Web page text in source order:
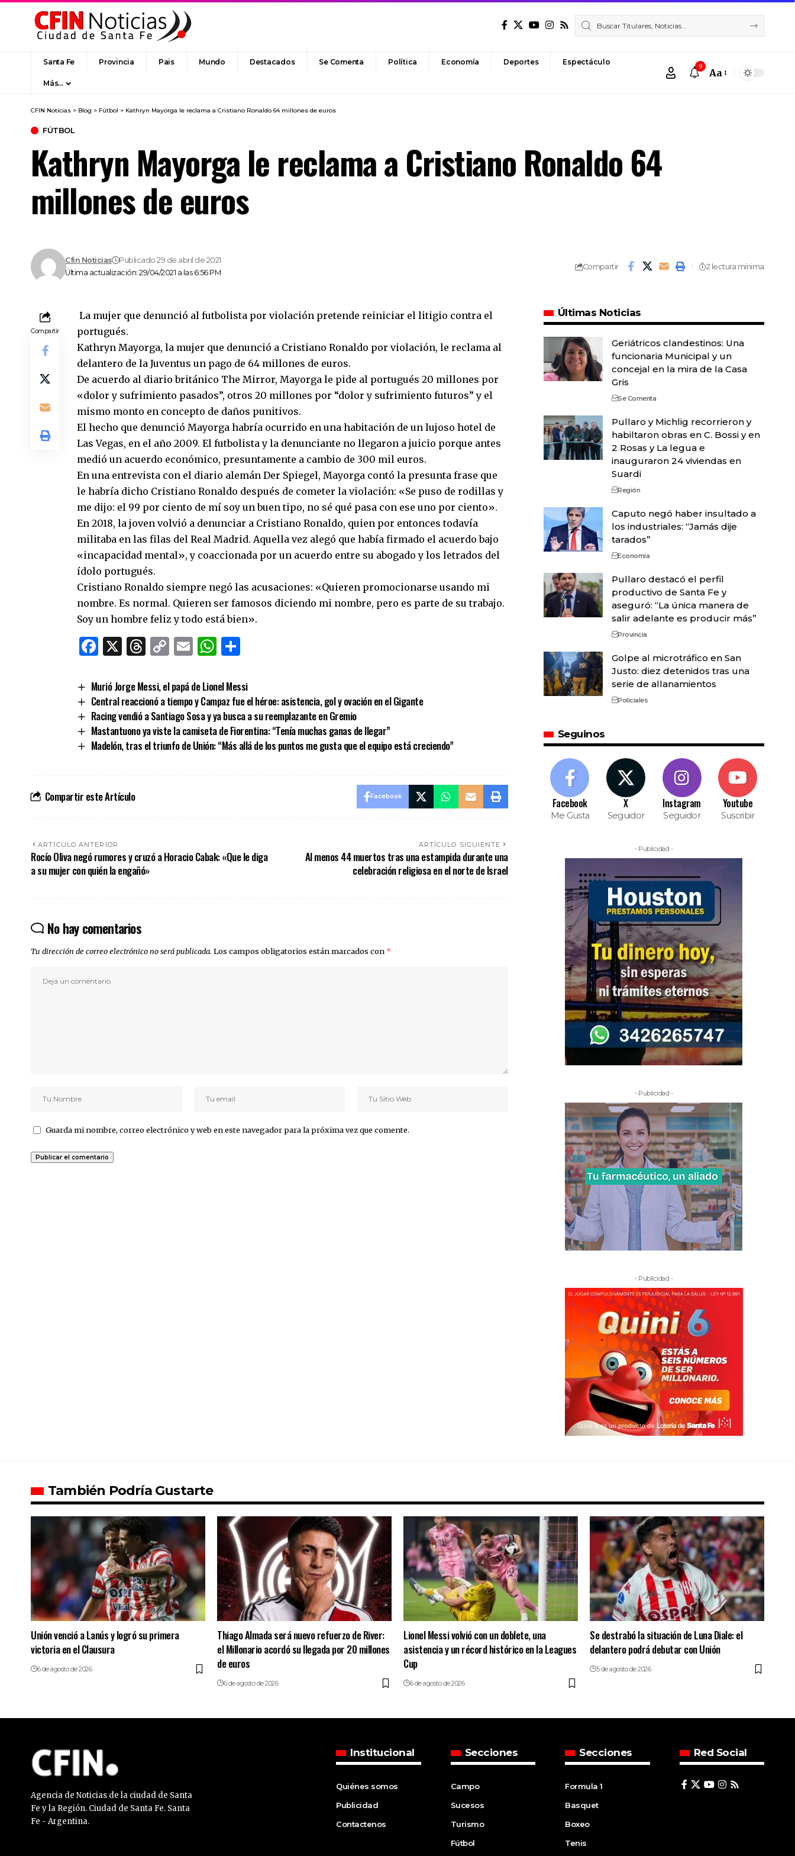
Santa Fe Provincia Pais Mundo Destacados Se Comenta Política Economía Deportes Espectáculo
Más…
9
Font
Aa
CFIN Noticias > Blog > Fútbol > Kathryn Mayorga le reclama a Cristiano Ronaldo 64 millones de euros
FÚTBOL
Kathryn Mayorga le reclama a Cristiano Ronaldo 64
millones de euros
Última actualización: 29/04/2021 a las 6:56 PM
Cfin Noticias Publicado 29 de abril de 2021
Compartir 2 lectura mínima
Compartir
La mujer que denunció al futbolista por violación pretende reiniciar el litigio contra el
portugués.
Kathryn Mayorga, la mujer que denunció a Cristiano Ronaldo por violación, le reclama al
delantero de la Juventus un pago de 64 millones de euros.
De acuerdo al diario británico The Mirror, Mayorga le pide al portugués 20 millones por
«dolor y sufrimiento pasados”, otros 20 millones por “dolor y sufrimiento futuros” y el
mismo monto en concepto de daños punitivos.
El hecho que denunció Mayorga habría ocurrido en una habitación de un lujoso hotel de
Las Vegas, en el año 2009. El futbolista y la denunciante no llegaron a juicio porque antes
medió un acuerdo económico, presuntamente a cambio de 300 mil euros.
En una entrevista con el diario alemán Der Spiegel, Mayorga contó la presunta frase que
le habría dicho Cristiano Ronaldo después de cometer la violación: «Se puso de rodillas y
me dijo: el 99 por ciento de mí soy un buen tipo, no sé qué pasa con ese uno por ciento».
En 2018, la joven volvió a denunciar a Cristiano Ronaldo, quien por entonces todavía
militaba en las filas del Real Madrid. Aquella vez alegó que había firmado el acuerdo bajo
«incapacidad mental», y coaccionada por un acuerdo entre su abogado y los letrados del
ídolo portugués.
Cristiano Ronaldo siempre negó las acusaciones: «Quieren promocionarse usando mi
nombre. Es normal. Quieren ser famosos diciendo mi nombre, pero es parte de su trabajo.
Soy un hombre feliz y todo está bien».
Facebook
X Threads
CopyEmailWhatsApp
Murió Jorge Messi, el papá de Lionel Messi
Central reaccionó a tiempo y Campaz fue el héroe: asistencia, gol y ovación en el Gigante
Racing vendió a Santiago Sosa y ya busca a su reemplazante en Gremio
Mastantuono ya viste la camiseta de Fiorentina: “Tenía muchas ganas de llegar”
Madelón, tras el triunfo de Unión: “Más allá de los puntos me gusta que el equipo está creciendo”
Compartir este Artículo Facebook
ARTÍCULO ANTERIOR
Rocío Oliva negó rumores y cruzó a Horacio Cabak: «Que le diga
a su mujer con quién la engañó»
ARTÍCULO SIGUIENTE
Al menos 44 muertos tras una estampida durante una
celebración religiosa en el norte de Israel
No hay comentarios
Tu dirección de correo electrónico no será publicada. Los campos obligatorios están marcados con *
Guarda mi nombre, correo electrónico y web en este navegador para la próxima vez que comente.
Últimas Noticias
Geriátricos clandestinos: Una
funcionaria Municipal y un
concejal en la mira de la Casa
Gris
Se Comenta
Pullaro y Michlig recorrieron y
habiltaron obras en C. Bossi y en
2 Rosas y La legua e
inauguraron 24 viviendas en
Suardi
Región
Caputo negó haber insultado a
los industriales: “Jamás dije
tarados”
Economía
Pullaro destacó el perfil
productivo de Santa Fe y
aseguró: “La única manera de
salir adelante es producir más”
Provincia
Golpe al microtráfico en San
Justo: diez detenidos tras una
serie de allanamientos
Policiales
Seguinos
Facebook
Me Gusta
X
Seguidor
Instagram
Seguidor
Youtube
Suscribir
- Publicidad -
- Publicidad -
- Publicidad -
También Podría Gustarte
Unión venció a Lanús y logró su primera
victoria en el Clausura
6 de agosto de 2026
Thiago Almada será nuevo refuerzo de River:
el Millonario acordó su llegada por 20 millones
de euros
6 de agosto de 2026
Lionel Messi volvió con un doblete, una
asistencia y un récord histórico en la Leagues
Cup
6 de agosto de 2026
Se destrabó la situación de Luna Diale: el
delantero podrá debutar con Unión
5 de agosto de 2026
Agencia de Noticias de la ciudad de Santa
Fe y la Región. Ciudad de Santa Fe. Santa
Fe - Argentina.
Institucional
Quiénes somos
Publicidad
Contactenos
Secciones
Campo
Sucesos
Turismo
Fútbol
Secciones
Formula 1
Basquet
Boxeo
Tenis
Red Social